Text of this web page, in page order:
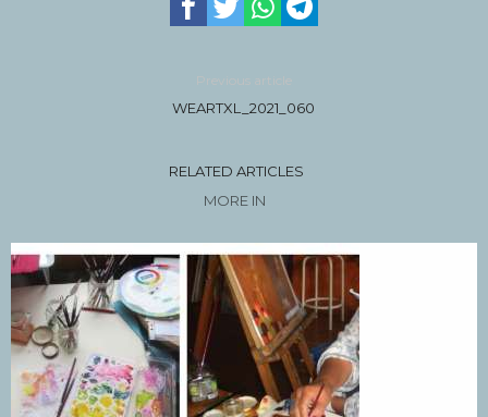
Previous article
WEARTXL_2021_060
RELATED ARTICLES
MORE IN